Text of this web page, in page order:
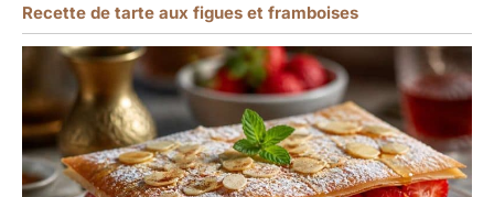
Recette de tarte aux figues et framboises